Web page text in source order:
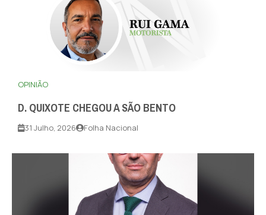
OPINIÃO
D. QUIXOTE CHEGOU A SÃO BENTO
31 Julho, 2026 Folha Nacional